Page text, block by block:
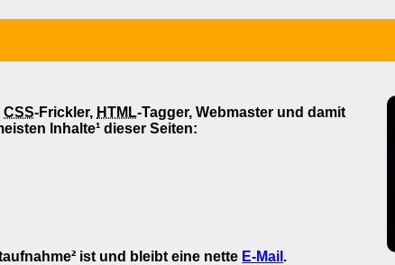
CSS-Frickler, HTML-Tagger, Webmaster und damit
Inhalte¹ dieser Seiten:
ist und bleibt eine nette E-Mail .